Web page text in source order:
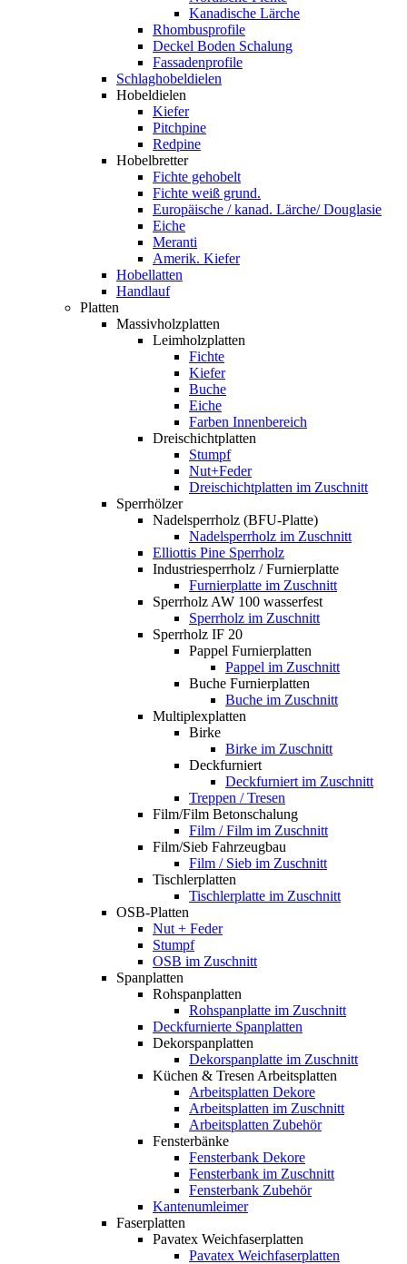
Kanadische Lärche
Rhombusprofile
Deckel Boden Schalung
Fassadenprofile
Schlaghobeldielen
Hobeldielen
Kiefer
Pitchpine
Redpine
Hobelbretter
Fichte gehobelt
Fichte weiß grund.
Europäische / kanad. Lärche/ Douglasie
Eiche
Meranti
Amerik. Kiefer
Hobellatten
Handlauf
Platten
Massivholzplatten
Leimholzplatten
Fichte
Kiefer
Buche
Eiche
Farben Innenbereich
Dreischichtplatten
Stumpf
Nut+Feder
Dreischichtplatten im Zuschnitt
Sperrhölzer
Nadelsperrholz (BFU-Platte)
Nadelsperrholz im Zuschnitt
Elliottis Pine Sperrholz
Industriesperrholz / Furnierplatte
Furnierplatte im Zuschnitt
Sperrholz AW 100 wasserfest
Sperrholz im Zuschnitt
Sperrholz IF 20
Pappel Furnierplatten
Pappel im Zuschnitt
Buche Furnierplatten
Buche im Zuschnitt
Multiplexplatten
Birke
Birke im Zuschnitt
Deckfurniert
Deckfurniert im Zuschnitt
Treppen / Tresen
Film/Film Betonschalung
Film / Film im Zuschnitt
Film/Sieb Fahrzeugbau
Film / Sieb im Zuschnitt
Tischlerplatten
Tischlerplatte im Zuschnitt
OSB-Platten
Nut + Feder
Stumpf
OSB im Zuschnitt
Spanplatten
Rohspanplatten
Rohspanplatte im Zuschnitt
Deckfurnierte Spanplatten
Dekorspanplatten
Dekorspanplatte im Zuschnitt
Küchen & Tresen Arbeitsplatten
Arbeitsplatten Dekore
Arbeitsplatten im Zuschnitt
Arbeitsplatten Zubehör
Fensterbänke
Fensterbank Dekore
Fensterbank im Zuschnitt
Fensterbank Zubehör
Kantenumleimer
Faserplatten
Pavatex Weichfaserplatten
Pavatex Weichfaserplatten